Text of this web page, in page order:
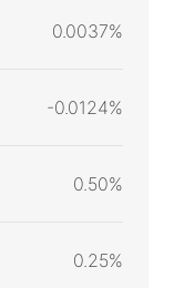
0.0037%
-0.0124%
0.50%
0.25%